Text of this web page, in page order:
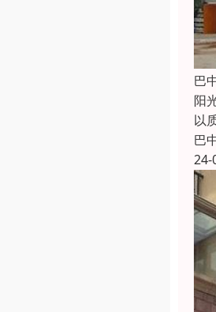
巴
阳
以
巴
24-